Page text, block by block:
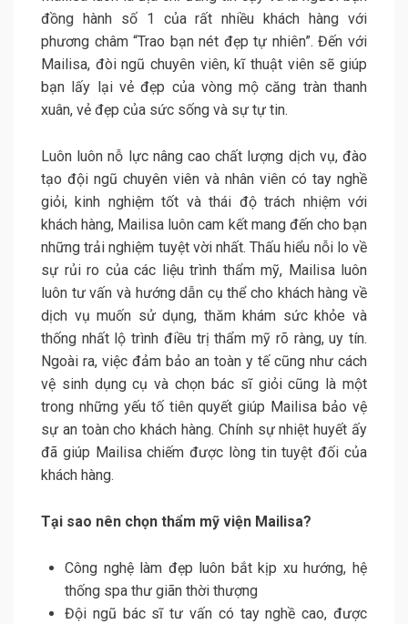
đồng hành số 1 của rất nhiều khách hàng với
phương châm “Trao bạn nét đẹp tự nhiên”. Đến với
Mailisa, đòi ngũ chuyên viên, kĩ thuật viên sẽ giúp
bạn lấy lại vẻ đẹp của vòng mộ căng tràn thanh
xuân, vẻ đẹp của sức sống và sự tự tin.
Luôn luôn nỗ lực nâng cao chất lượng dịch vụ, đào
tạo đội ngũ chuyên viên và nhân viên có tay nghề
giỏi, kinh nghiệm tốt và thái độ trách nhiệm với
khách hàng, Mailisa luôn cam kết mang đến cho bạn
những trải nghiệm tuyệt vời nhất. Thấu hiểu nỗi lo về
sự rủi ro của các liệu trình thẩm mỹ, Mailisa luôn
luôn tư vấn và hướng dẫn cụ thể cho khách hàng về
dịch vụ muốn sử dụng, thăm khám sức khỏe và
thống nhất lộ trình điều trị thẩm mỹ rõ ràng, uy tín.
Ngoài ra, việc đảm bảo an toàn y tế cũng như cách
vệ sinh dụng cụ và chọn bác sĩ giỏi cũng là một
trong những yếu tố tiên quyết giúp Mailisa bảo vệ
sự an toàn cho khách hàng. Chính sự nhiệt huyết ấy
đã giúp Mailisa chiếm được lòng tin tuyệt đối của
khách hàng.
Tại sao nên chọn thẩm mỹ viện Mailisa?
Công nghệ làm đẹp luôn bắt kịp xu hướng, hệ
thống spa thư giãn thời thượng
Đội ngũ bác sĩ tư vấn có tay nghề cao, được